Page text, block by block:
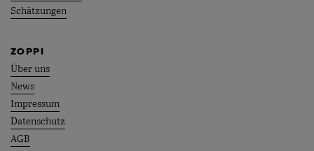
Schätzungen
ZOPPI
Über uns
News
Impressum
Datenschutz
AGB